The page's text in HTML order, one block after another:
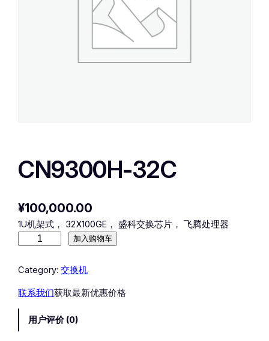
CN9300H-32C
¥100,000.00
1U机架式， 32X100GE， 盛科交换芯片， 飞腾处理器
9
0
0
-
加入购物车
Category:交换机
联系我们获取最新优惠价格
用户评价 (0)